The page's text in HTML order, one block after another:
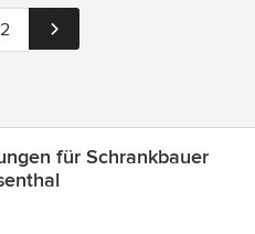
2
für Schrankbauer